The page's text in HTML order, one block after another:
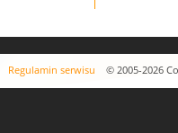
Regulamin serwisu © 2005-2026